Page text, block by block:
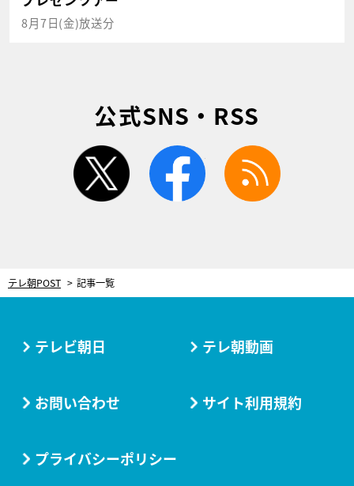
8月7日(金)放送分
公式SNS・RSS
twitter facebook
テレ朝POST 記事一覧
テレビ朝日 テレ朝動画
お問い合わせ サイト利用規約
プライバシーポリシー